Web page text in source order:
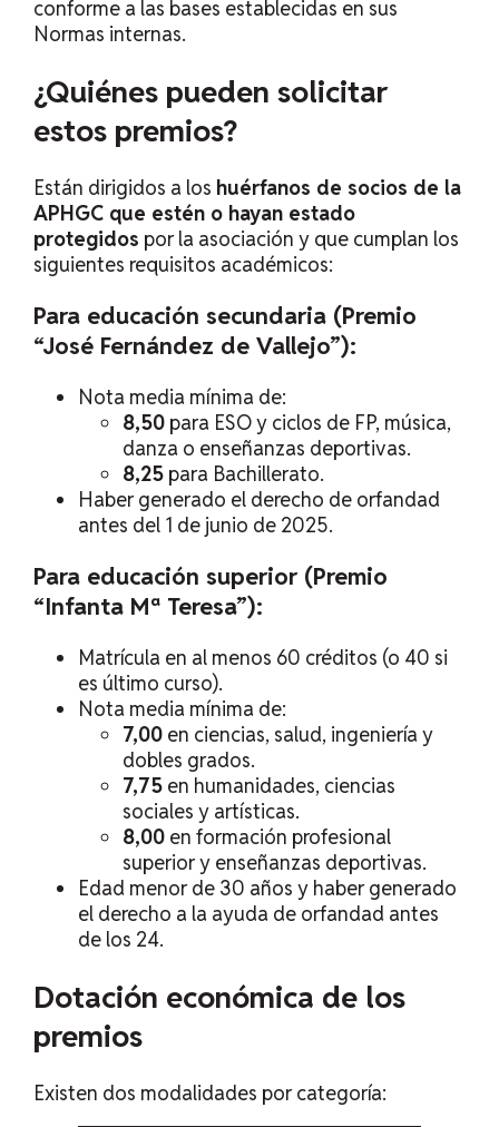
conforme a las bases establecidas en sus
Normas internas.
¿Quiénes pueden solicitar
estos premios?
Están dirigidos a los huérfanos de socios de la
APHGC que estén o hayan estado
protegidos por la asociación y que cumplan los
siguientes requisitos académicos:
Para educación secundaria (Premio
“José Fernández de Vallejo”):
Nota media mínima de:
8,50para ESO y ciclos de FP, música,
danza o enseñanzas deportivas.
8,25para Bachillerato.
Haber generado el derecho de orfandad
antes del 1 de junio de 2025.
Para educación superior (Premio
“Infanta Mª Teresa”):
Matrícula en al menos 60 créditos (o 40 si
es último curso).
Nota media mínima de:
7,00en ciencias, salud, ingeniería y
dobles grados.
7,75en humanidades, ciencias
sociales y artísticas.
8,00en formación profesional
superior y enseñanzas deportivas.
Edad menor de 30 años y haber generado
el derecho a la ayuda de orfandad antes
de los 24.
Dotación económica de los
premios
Existen dos modalidades por categoría: